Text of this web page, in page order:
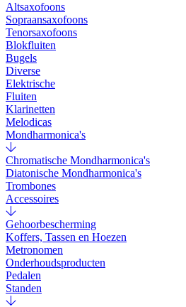
Altsaxofoons
Sopraansaxofoons
Tenorsaxofoons
Blokfluiten
Bugels
Diverse
Elektrische
Fluiten
Klarinetten
Melodicas
Mondharmonica's
Chromatische Mondharmonica's
Diatonische Mondharmonica's
Trombones
Accessoires
Gehoorbescherming
Koffers, Tassen en Hoezen
Metronomen
Onderhoudsproducten
Pedalen
Standen